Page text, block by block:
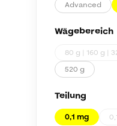
Advanced
Wägebereich
80 g | 160 g |
520 g
Teilung
0,1 mg